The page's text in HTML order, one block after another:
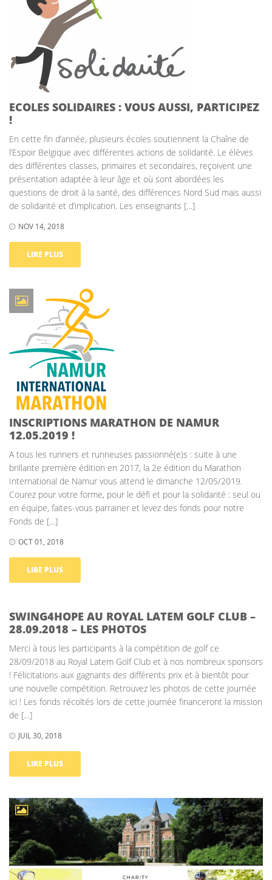
ECOLES SOLIDAIRES : VOUS AUSSI, PARTICIPEZ
!
En cette fin d’année, plusieurs écoles soutiennent la Chaîne de
l’Espoir Belgique avec différentes actions de solidarité. Le élèves
des différentes classes, primaires et secondaires, reçoivent une
présentation adaptée à leur âge et où sont abordées les
questions de droit à la santé, des différences Nord Sud mais aussi
de solidarité et d’implication. Les enseignants […]
NOV 14, 2018
LIRE PLUS
INSCRIPTIONS MARATHON DE NAMUR
12.05.2019 !
A tous les runners et runneuses passionné(e)s : suite à une
brillante première édition en 2017, la 2e édition du Marathon
International de Namur vous attend le dimanche 12/05/2019.
Courez pour votre forme, pour le défi et pour la solidarité : seul ou
en équipe, faites-vous parrainer et levez des fonds pour notre
Fonds de […]
OCT 01, 2018
LIRE PLUS
SWING4HOPE AU ROYAL LATEM GOLF CLUB –
28.09.2018 – LES PHOTOS
Merci à tous les participants à la compétition de golf ce
28/09/2018 au Royal Latem Golf Club et à nos nombreux sponsors
! Félicitations aux gagnants des différents prix et à bientôt pour
une nouvelle compétition. Retrouvez les photos de cette journée
ici ! Les fonds récoltés lors de cette journée financeront la mission
de […]
JUIL 30, 2018
LIRE PLUS